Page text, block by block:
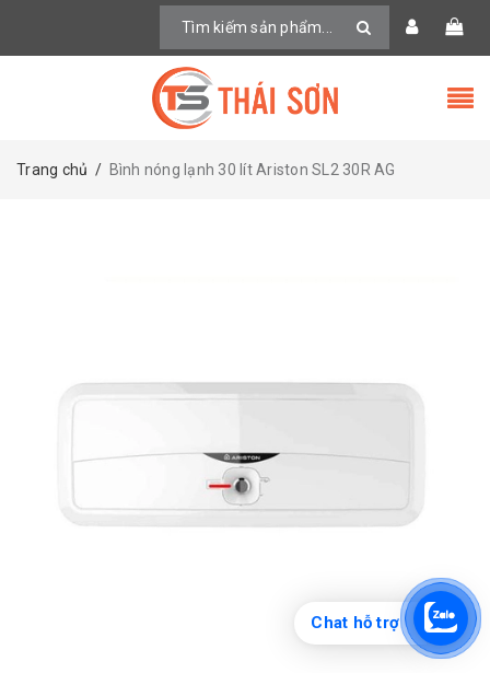
Trang chủ / Bình nóng lạnh 30 lít Ariston SL2 30R AG
Chat hỗ trợ